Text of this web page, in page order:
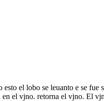
el lobo se leuanto e se fue
el vjno. retorna el vjno. El